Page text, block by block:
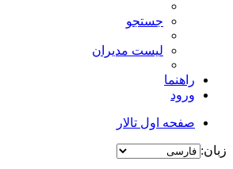
جستجو
لیست مدیران
راهنما
ورود
صفحه اول تالار
زبان: